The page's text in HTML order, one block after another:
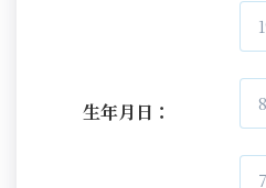
生年月日：